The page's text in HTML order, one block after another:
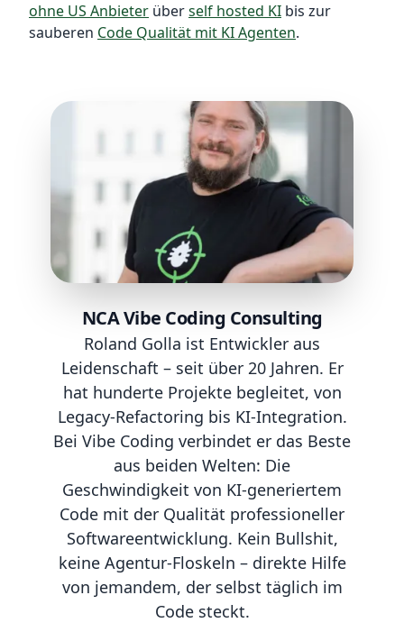
ohne US Anbieter überself hosted KI bis zur
sauberen Code Qualität mit KI Agenten.
NCA Vibe Coding Consulting
Roland Golla ist Entwickler aus
Leidenschaft – seit über 20 Jahren. Er
hat hunderte Projekte begleitet, von
Legacy-Refactoring bis KI-Integration.
Bei Vibe Coding verbindet er das Beste
aus beiden Welten: Die
Geschwindigkeit von KI-generiertem
Code mit der Qualität professioneller
Softwareentwicklung. Kein Bullshit,
keine Agentur-Floskeln – direkte Hilfe
von jemandem, der selbst täglich im
Code steckt.